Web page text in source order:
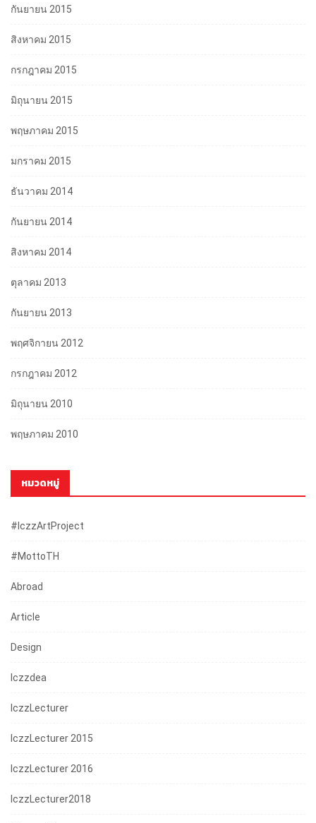
กันยายน 2015
สิงหาคม 2015
กรกฎาคม 2015
มิถุนายน 2015
พฤษภาคม 2015
มกราคม 2015
ธันวาคม 2014
กันยายน 2014
สิงหาคม 2014
ตุลาคม 2013
กันยายน 2013
พฤศจิกายน 2012
กรกฎาคม 2012
มิถุนายน 2010
พฤษภาคม 2010
หมวดหมู่
#iczzArtProject
#mottoTH
Abroad
Article
Design
Iczzdea
IczzLecturer
IczzLecturer 2015
IczzLecturer 2016
IczzLecturer2018